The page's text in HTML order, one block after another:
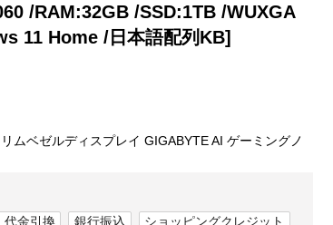
/RAM:32GB /SSD:1TB /WUXGA
11 Home /日本語配列KB]
ムベゼルディスプレイ GIGABYTE AI ゲーミングノ
代金引換 銀行振込
ショッピングクレジット